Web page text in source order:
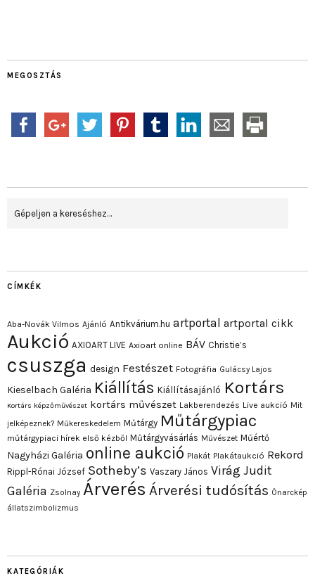
MEGOSZTÁS
CÍMKÉK
Aba-Novák Vilmos Ajánló Antikvárium.hu artportal artportal cikk
Aukció AXIOART LIVE Axioart online BÁV Christie’s
csuszga design Festészet Fotográfia Gulácsy Lajos
Kieselbach Galéria Kiállítás Kiállításajánló Kortárs
Kortárs képzőművészet kortárs művészet Lakberendezés Live aukció Mit
jelképeznek? Műkereskedelem Műtárgy Műtárgypiac
műtárgypiaci hírek első kézből Műtárgyvásárlás Művészet Műértő
Nagyházi Galéria online aukció Plakát Plakátaukció Rekord
Rippl-Rónai József Sotheby’s Vaszary János Virág Judit
Galéria Zsolnay Árverés Árverési tudósítás Önarckép
állatszimbolizmus
KATEGÓRIÁK